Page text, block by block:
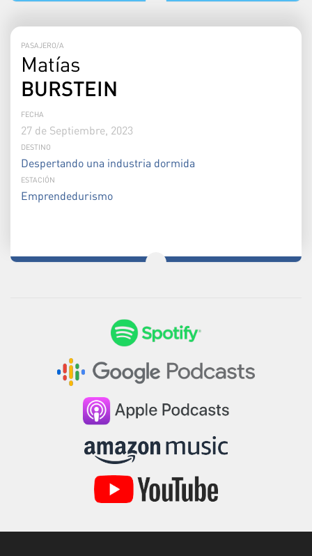
PASAJERO/A
Matías
BURSTEIN
FECHA
27 de Septiembre, 2023
DESTINO
Despertando una industria dormida
ESTACIÓN
Emprendedurismo